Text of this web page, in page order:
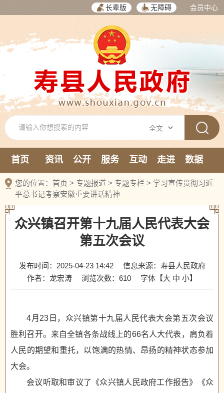
长辈版 无障碍 会员中心
首页 资讯 公开 服务 互动 走进
数据
新媒体
您的位置： 首页 > 专题报道 > 专题专栏 > 学习宣传贯彻习近
平总书记考察安徽重要讲话精神
众兴镇召开第十九届人民代表大会
第五次会议
发布时间：2025-04-23 14:42
信息来源：寿县人民政府
作者：龙宏涛
浏览次数： 610 字体【大 中 小】
4月23日，众兴镇第十九届人民代表大会第五次会议
胜利召开。来自全镇各条战线上的66名人大代表，肩负着
人民的期望和重托，以饱满的热情、昂扬的精神状态参加
大会。
会议听取和审议了《众兴镇人民政府工作报告》《众